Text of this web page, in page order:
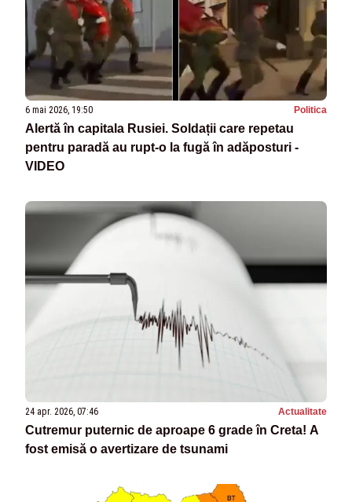
6 mai 2026, 19:50 Politica
Alertă în capitala Rusiei. Soldații care repetau
pentru paradă au rupt-o la fugă în adăposturi -
VIDEO
24 apr. 2026, 07:46 Actualitate
Cutremur puternic de aproape 6 grade în Creta! A
fost emisă o avertizare de tsunami